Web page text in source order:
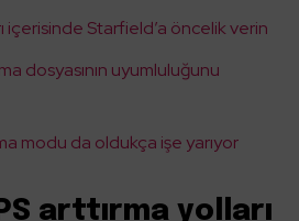
içerisinde Starfield’a öncelik verin
dosyasının uyumluluğunu
modu da oldukça işe yarıyor
arttırma yolları